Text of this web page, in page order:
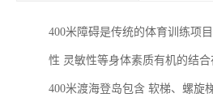
400米障碍是传统的体育训练项
性 灵敏性等身体素质有机的结
400米渡海登岛包含 软梯、螺旋